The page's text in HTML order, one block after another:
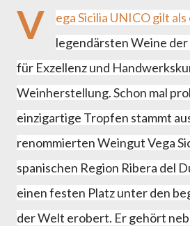
V
ega Sicilia UNICO gilt
legendärsten Weine der
für Exzellenz und
Weinherstellung. Schon mal
einzigartige Tropfen stammt
renommierten Weingut Vega
spanischen Region Ribera del
einen festen Platz unter den
der Welt erobert. Er gehört